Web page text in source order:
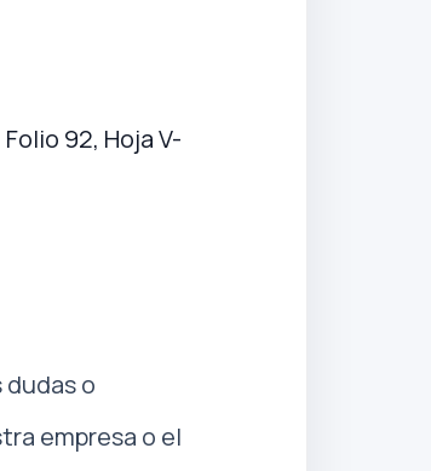
92, Hoja V-
o
empresa o el